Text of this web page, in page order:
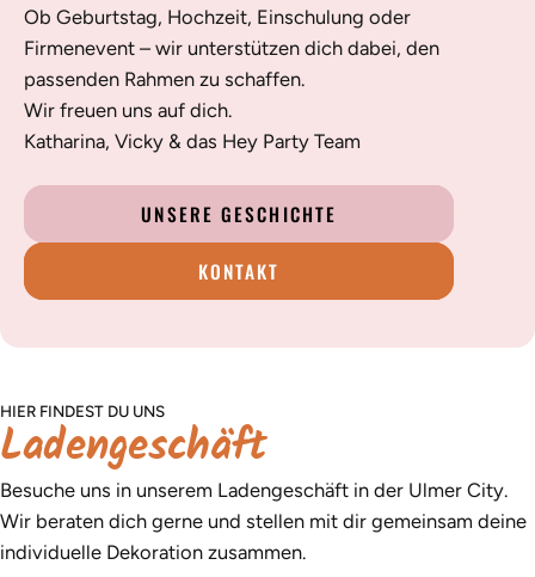
Ob Geburtstag, Hochzeit, Einschulung oder
Firmenevent – wir unterstützen dich dabei, den
passenden Rahmen zu schaffen.
Wir freuen uns auf dich.
Katharina, Vicky & das Hey Party Team
UNSERE GESCHICHTE
KONTAKT
HIER FINDEST DU UNS
Ladengeschäft
Besuche uns in unserem Ladengeschäft in der Ulmer City.
Wir beraten dich gerne und stellen mit dir gemeinsam deine
individuelle Dekoration zusammen.